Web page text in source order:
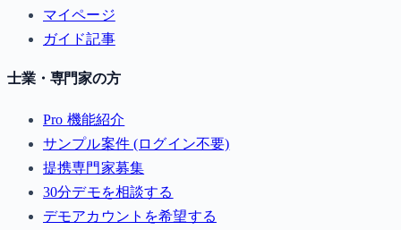
マイページ
ガイド記事
士業・専門家の方
Pro 機能紹介
サンプル案件 (ログイン不要)
提携専門家募集
30分デモを相談する
デモアカウントを希望する